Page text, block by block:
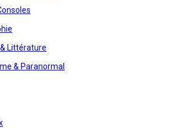
Littérature
& Paranormal